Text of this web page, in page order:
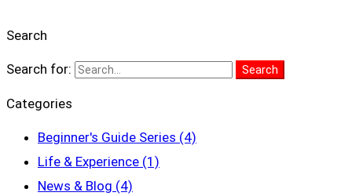
Search
Search for: Search
Categories
Beginner's Guide Series (4)
Life & Experience (1)
News & Blog (4)